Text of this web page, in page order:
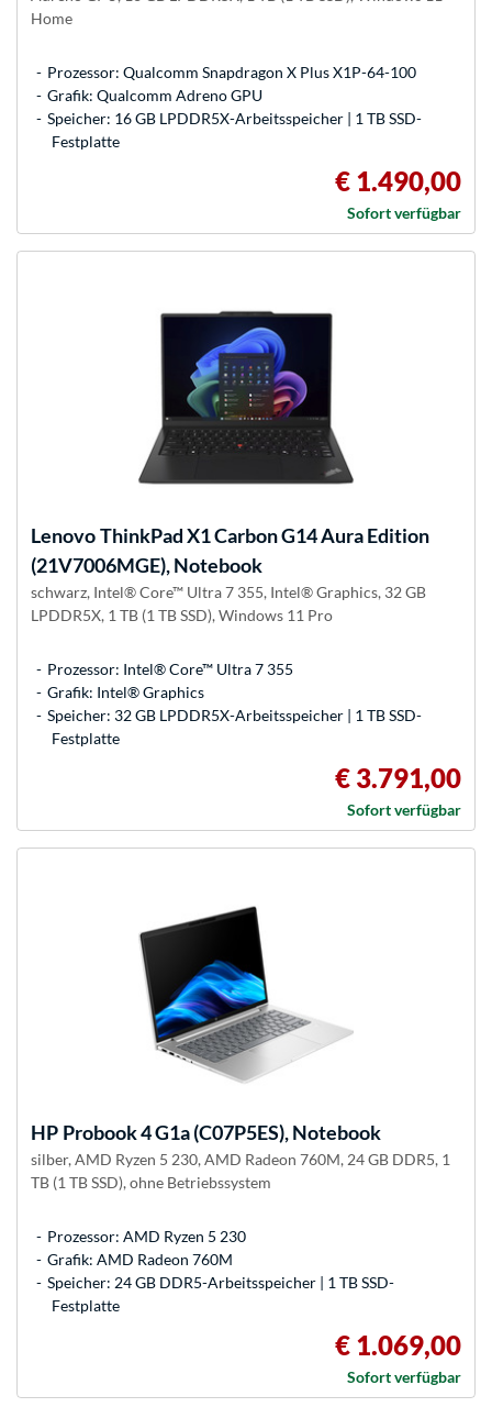
Home
Prozessor: Qualcomm Snapdragon X Plus X1P-64-100
Grafik: Qualcomm Adreno GPU
Speicher: 16 GB LPDDR5X-Arbeitsspeicher | 1 TB SSD-
Festplatte
€ 1.490,00
Sofort verfügbar
LenovoThinkPad X1 Carbon G14 Aura Edition
(21V7006MGE), Notebook
schwarz, Intel® Core™ Ultra 7 355, Intel® Graphics, 32 GB
LPDDR5X, 1 TB (1 TB SSD), Windows 11 Pro
Prozessor: Intel® Core™ Ultra 7 355
Grafik: Intel® Graphics
Speicher: 32 GB LPDDR5X-Arbeitsspeicher | 1 TB SSD-
Festplatte
€ 3.791,00
Sofort verfügbar
HP Probook 4 G1a (C07P5ES), Notebook
silber, AMD Ryzen 5 230, AMD Radeon 760M, 24 GB DDR5, 1
TB (1 TB SSD), ohne Betriebssystem
Prozessor: AMD Ryzen 5 230
Grafik: AMD Radeon 760M
Speicher: 24 GB DDR5-Arbeitsspeicher | 1 TB SSD-
Festplatte
€ 1.069,00
Sofort verfügbar